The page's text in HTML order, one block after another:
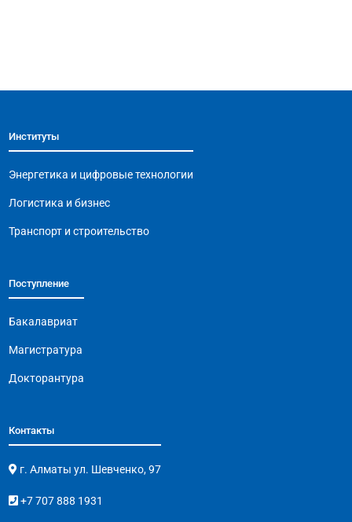
Институты
Энергетика и цифровые технологии
Логистика и бизнес
Транспорт и строительство
Поступление
Бакалавриат
Магистратура
Докторантура
Контакты
г. Алматы ул. Шевченко, 97
+7 707 888 1931